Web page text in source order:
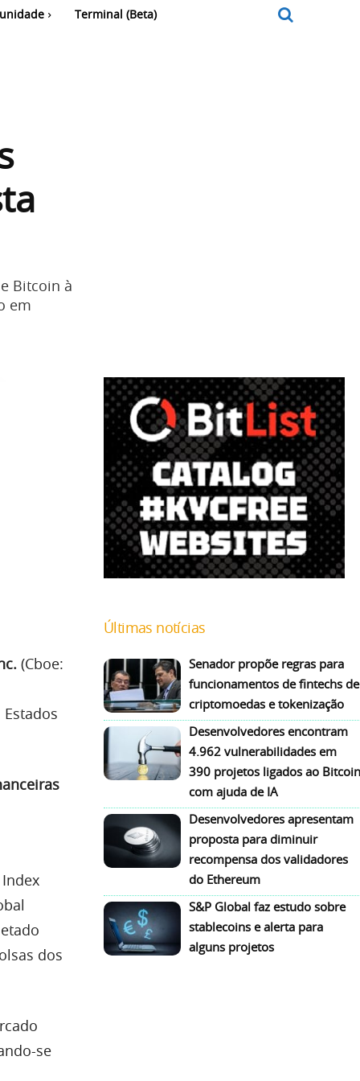
Terminal (Beta)
Bitcoin à
em
(Cboe:
dos
se
Últimas notícias
Senador propõe regras para
funcionamentos de fintechs de
criptomoedas e tokenização
Desenvolvedores encontram
4.962 vulnerabilidades em
390 projetos ligados ao Bitcoin
com ajuda de IA
Desenvolvedores apresentam
proposta para diminuir
recompensa dos validadores
do Ethereum
S&P Global faz estudo sobre
stablecoins e alerta para
alguns projetos